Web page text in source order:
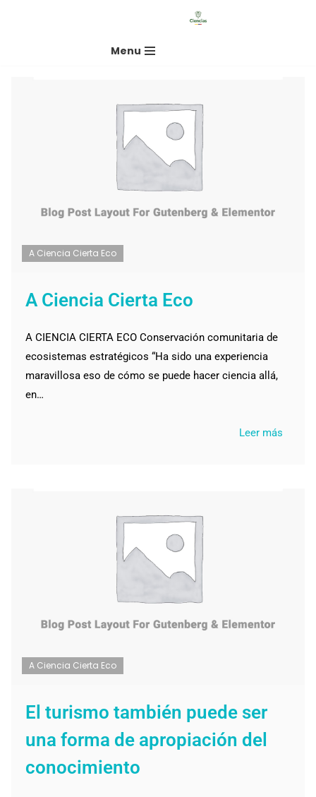
Menu
A Ciencia Cierta Eco
A Ciencia Cierta Eco
A CIENCIA CIERTA ECO Conservación comunitaria de
ecosistemas estratégicos “Ha sido una experiencia
maravillosa eso de cómo se puede hacer ciencia allá,
en…
Leer más
A Ciencia Cierta Eco
El turismo también puede ser
una forma de apropiación del
conocimiento